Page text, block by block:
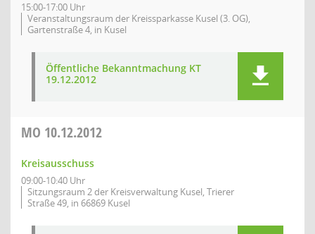
15:00-17:00 Uhr
Veranstaltungsraum der Kreissparkasse Kusel (3. OG),
Gartenstraße 4, in Kusel
Öffentliche Bekanntmachung KT
19.12.2012
MO 10.12.2012
Kreisausschuss
09:00-10:40 Uhr
Sitzungsraum 2 der Kreisverwaltung Kusel, Trierer
Straße 49, in 66869 Kusel